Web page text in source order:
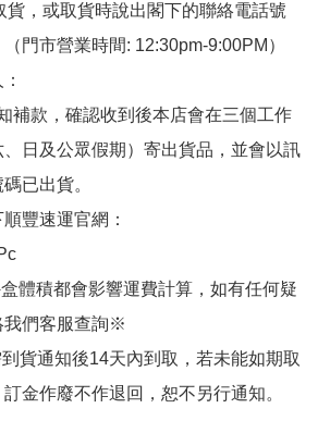
貨，或取貨時說出閣下的聯絡電話號
門市營業時間: 12:30pm-9:00PM）
補款，確認收到後本店會在三個工作
日及公眾假期）寄出貨品，並會以訊
已出貨。
豐速運官網：
體積都會影響運費計算，如有任何疑
我們客服查詢※
貨通知後14天內到取，若未能如期取
金作廢不作退回，恕不另行通知。